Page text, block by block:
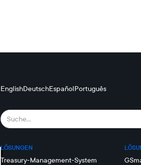
EnglishDeutschEspañolPortuguês
LÖSUNGEN
Treasury-Management-System